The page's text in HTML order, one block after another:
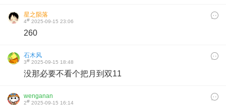
星之陨落
4# 2025-09-15 23:06
260
石木风
3# 2025-09-15 18:48
没那必要不看个把月到双11
wenganan
2# 2025-09-15 16:14